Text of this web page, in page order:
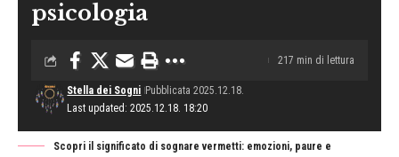
psicologia
Last updated: 2025.12.18. 18:20
Stella dei Sogni Pubblicata 2025.12.18.
217 min di lettura
Scopri il significato di sognare vermetti: emozioni, paure e